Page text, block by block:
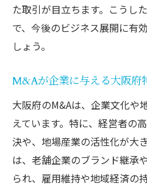
た取引が目立ちます。こうし
で、今後のビジネス展開に有
しょう。
M&Aが企業に与える大阪府
大阪府のM&Aは、企業文化や
えています。特に、経営者の
決や、地場産業の活性化が大
は、老舗企業のブランド継承
られ、雇用維持や地域経済の